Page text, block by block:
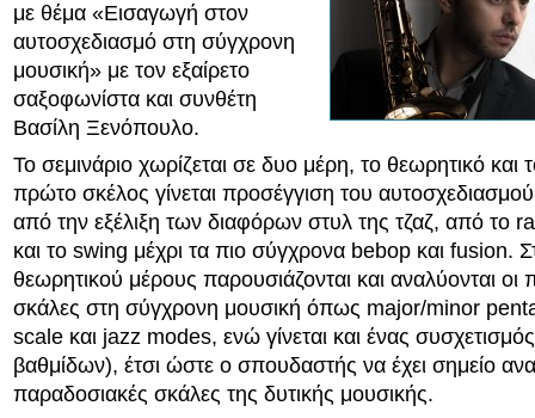
με θέμα «Εισαγωγή στον
αυτοσχεδιασμό στη σύγχρονη
μουσική» με τον εξαίρετο
σαξοφωνίστα και συνθέτη
Βασίλη Ξενόπουλο.
Το σεμινάριο χωρίζεται σε δυο μέρη, το θεωρητικό και
πρώτο σκέλος γίνεται προσέγγιση του
από την εξέλιξη των διαφόρων στυλ της τζαζ, από το
και το swing μέχρι τα πιο σύγχρονα bebop και fusion.
θεωρητικού μέρους παρουσιάζονται και αναλύονται οι
σκάλες στη σύγχρονη μουσική όπως major/minor
scale και jazz modes, ενώ γίνεται και ένας
βαθμίδων), έτσι ώστε ο σπουδαστής να έχει σημείο
παραδοσιακές σκάλες της δυτικής μουσικής.